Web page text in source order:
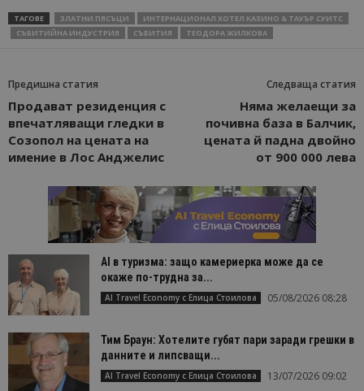
ТАГОВЕ ЗЛАТНИ ПЯСЪЦИ
ИНТЕРНАЦИОНАЛ ХОТЕЛ КАЗИНО & ТАУЪР СУИТС
СЪБИТИЙНА ИНДУСТРИЯ
СЪБИТИЯ ТЕОДОРА ЖИЛКОВА
Предишна статия
Продават резиденция с
впечатляващи гледки в
Созопол на цената на
имение в Лос Анджелис
Следваща статия
Няма желаещи за
почивна база в Балчик,
цената й падна двойно
от 900 000 лева
AI в туризма: защо камериерка може да се
окаже по-трудна за...
AI Travel Economy с Елица Стоилова 05/08/2026 08:28
Тим Браун: Хотелите губят пари заради грешки в
данните и липсващи...
AI Travel Economy с Елица Стоилова 13/07/2026 09:02